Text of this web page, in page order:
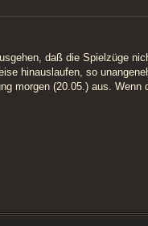
daß die Spielzüge
hinauslaufen, so
morgen (20.05.) aus. Wenn